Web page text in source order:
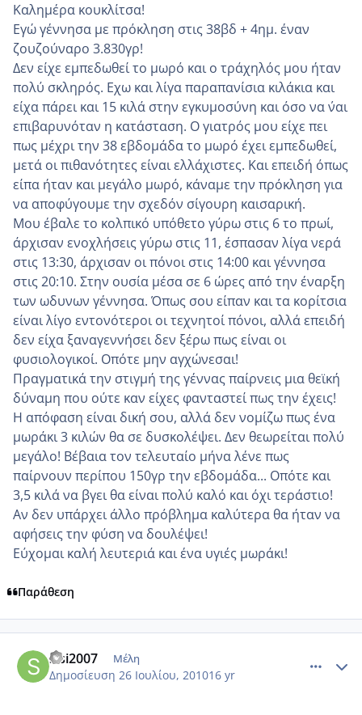
Καλημέρα κουκλίτσα!
Εγώ γέννησα με πρόκληση στις 38βδ + 4ημ. έναν
ζουζούναρο 3.830γρ!
Δεν είχε εμπεδωθεί το μωρό και ο τράχηλός μου ήταν
πολύ σκληρός. Εχω και λίγα παραπανίσια κιλάκια και
είχα πάρει και 15 κιλά στην εγκυμοσύνη και όσο να ΄ναι
επιβαρυνόταν η κατάσταση. Ο γιατρός μου είχε πει
πως μέχρι την 38 εβδομάδα το μωρό έχει εμπεδωθεί,
μετά οι πιθανότητες είναι ελλάχιστες. Και επειδή όπως
είπα ήταν και μεγάλο μωρό, κάναμε την πρόκληση για
να αποφύγουμε την σχεδόν σίγουρη καισαρική.
Μου έβαλε το κολπικό υπόθετο γύρω στις 6 το πρωί,
άρχισαν ενοχλήσεις γύρω στις 11, έσπασαν λίγα νερά
στις 13:30, άρχισαν οι πόνοι στις 14:00 και γέννησα
στις 20:10. Στην ουσία μέσα σε 6 ώρες από την έναρξη
των ωδυνων γέννησα. Όπως σου είπαν και τα κορίτσια
είναι λίγο εντονότεροι οι τεχνητοί πόνοι, αλλά επειδή
δεν είχα ξαναγεννήσει δεν ξέρω πως είναι οι
φυσιολογικοί. Οπότε μην αγχώνεσαι!
Πραγματικά την στιγμή της γέννας παίρνεις μια θεϊκή
δύναμη που ούτε καν είχες φανταστεί πως την έχεις!
Η απόφαση είναι δική σου, αλλά δεν νομίζω πως ένα
μωράκι 3 κιλών θα σε δυσκολέψει. Δεν θεωρείται πολύ
μεγάλο! Βέβαια τον τελευταίο μήνα λένε πως
παίρνουν περίπου 150γρ την εβδομάδα... Οπότε και
3,5 κιλά να βγει θα είναι πολύ καλό και όχι τεράστιο!
Αν δεν υπάρχει άλλο πρόβλημα καλύτερα θα ήταν να
αφήσεις την φύση να δουλέψει!
Εύχομαι καλή λευτεριά και ένα υγιές μωράκι!
Παράθεση
sisi2007 Μέλη
Δημοσίευση 26 Ιουλίου, 201016 yr